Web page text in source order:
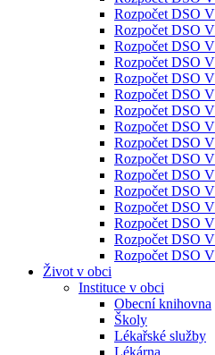
Rozpočet DSO
Rozpočet DSO
Rozpočet DSO
Rozpočet DSO
Rozpočet DSO
Rozpočet DSO
Rozpočet DSO
Rozpočet DSO
Rozpočet DSO
Rozpočet DSO
Rozpočet DSO
Rozpočet DSO
Rozpočet DSO
Rozpočet DSO
Rozpočet DSO
Rozpočet DSO
Život v obci
Instituce v obci
Obecní knihovna
Školy
Lékařské služby
Lékárna